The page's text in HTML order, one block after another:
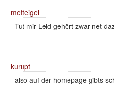
metteigel
Tut mir Leid gehört zwar net
kurupt
also auf der homepage gibts